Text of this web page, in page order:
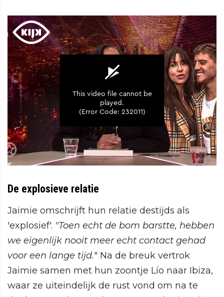
De explosieve relatie
Jaimie omschrijft hun relatie destijds als
'explosief'. "Toen echt de bom barstte, hebben
we eigenlijk nooit meer echt contact gehad
voor een lange tijd." Na de breuk vertrok
Jaimie samen met hun zoontje Lío naar Ibiza,
waar ze uiteindelijk de rust vond om na te